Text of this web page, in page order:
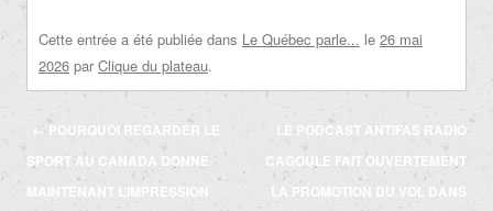
Cette entrée a été publiée dans Le Québec parle... le 26 mai
2026 par Clique du plateau.
Navigation
des
articles
← POURQUOI REGARDER LE
SPORT AU CANADA DONNE
MAINTENANT L’IMPRESSION
LE PODCAST ANTIFAS RADIO
CAGOULE FAIT OUVERTEMENT
LA PROMOTION DU VOL DANS